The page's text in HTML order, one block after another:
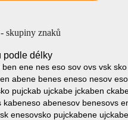
skupiny znaků
podle délky
ene nes eso sov ovs vsk
abene benes eneso nesov
pujckab ujckabe jckaben
abenesov benesovs
enesovsko pujckabene